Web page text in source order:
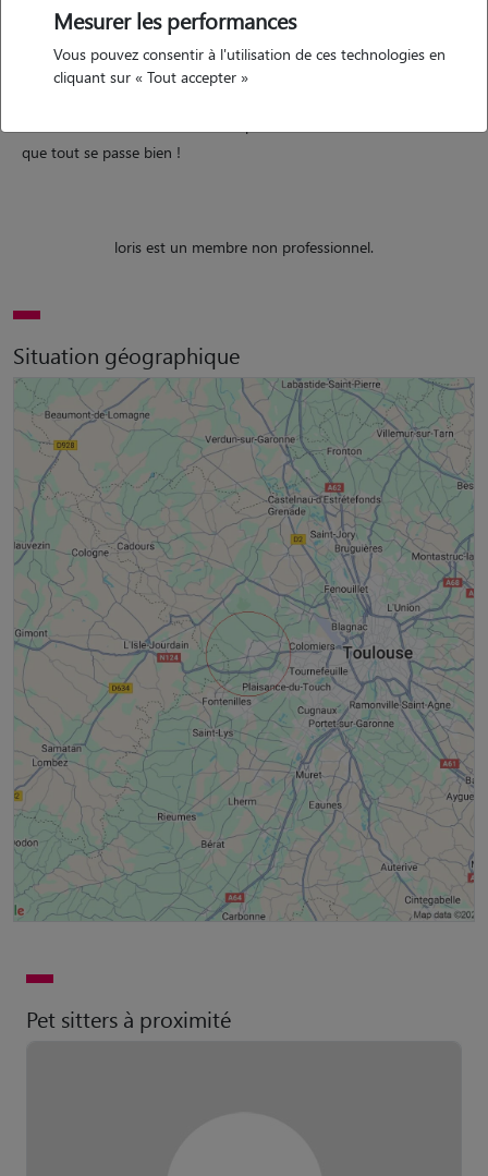
l'instant significative dans ce domaine là mais je serai ravi de pouvoir
que tout se passe bien !
loris est un membre non professionnel.
Situation géographique
Pet sitters à proximité
Mesurer les performances
Vous pouvez consentir à l'utilisation de ces technologies en
cliquant sur « Tout accepter »